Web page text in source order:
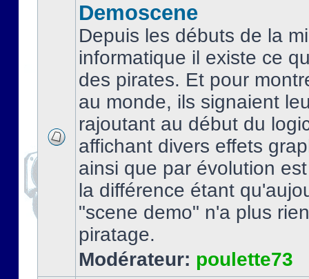
Demoscene
Depuis les débuts de la
informatique il existe ce
des pirates. Et pour
au monde, ils signaient
rajoutant au début du
affichant divers effets
ainsi que par évolution
la différence étant
"scene demo" n'a plus
piratage.
Modérateur: poulette73